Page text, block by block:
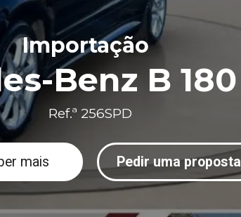
Importação
Benz B 180
Ref.ª 256SPD
mais Pedir uma proposta